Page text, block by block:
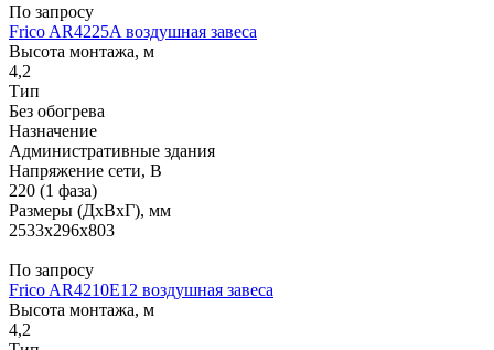
По запросу
Frico AR4225A воздушная завеса
Высота монтажа, м
4,2
Тип
Без обогрева
Назначение
Административные здания
Напряжение сети, В
220 (1 фаза)
Размеры (ДхВхГ), мм
2533x296x803
По запросу
Frico AR4210E12 воздушная завеса
Высота монтажа, м
4,2